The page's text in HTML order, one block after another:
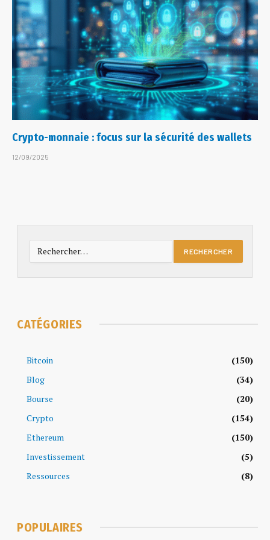
Crypto-monnaie : focus sur la sécurité des wallets
12/09/2025
CATÉGORIES
Bitcoin
(150)
Blog
(34)
Bourse
(20)
Crypto
(154)
Ethereum
(150)
Investissement
(5)
Ressources
(8)
POPULAIRES